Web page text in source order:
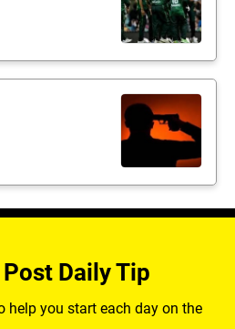
Daily Tip
help you start each day on the